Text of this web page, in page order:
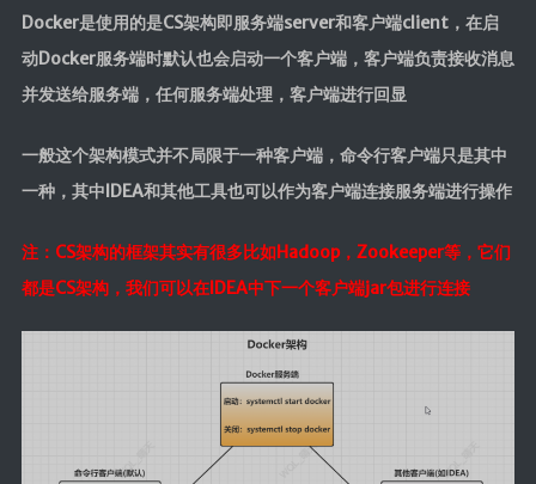
Docker是使用的是CS架构即服务端server和客户端client，在启
动Docker服务端时默认也会启动一个客户端，客户端负责接收消息
并发送给服务端，任何服务端处理，客户端进行回显
一般这个架构模式并不局限于一种客户端，命令行客户端只是其中
一种，其中IDEA和其他工具也可以作为客户端连接服务端进行操作
注：CS架构的框架其实有很多比如Hadoop，Zookeeper等，它们
都是CS架构，我们可以在IDEA中下一个客户端jar包进行连接